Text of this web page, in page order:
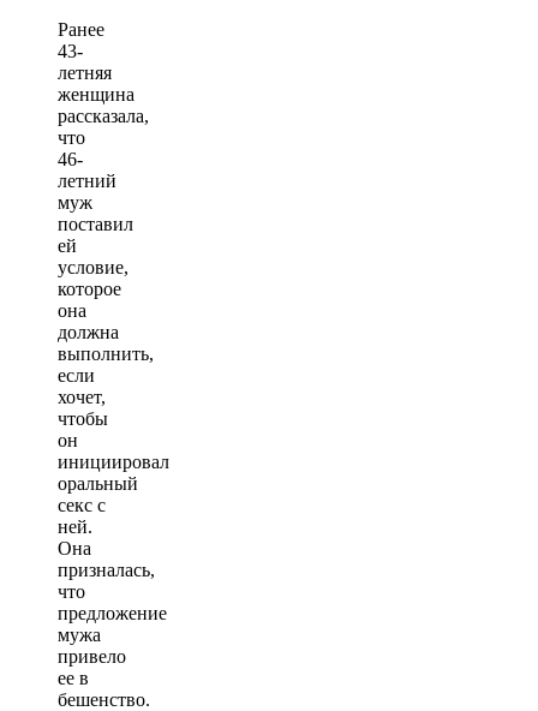
Ранее
43-
летняя
женщина
рассказала,
что
46-
летний
муж
поставил
ей
условие,
которое
она
должна
выполнить,
если
хочет,
чтобы
он
инициировал
оральный
секс с
ней.
Она
призналась,
что
предложение
мужа
привело
ее в
бешенство.